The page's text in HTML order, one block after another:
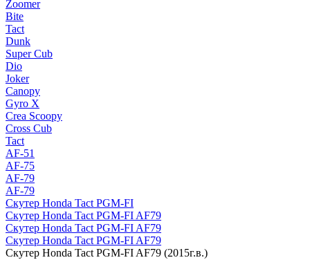
Zoomer
Bite
Tact
Dunk
Super Cub
Dio
Joker
Canopy
Gyro X
Crea Scoopy
Cross Cub
Tact
AF-51
AF-75
AF-79
AF-79
Скутер Honda Tact PGM-FI
Скутер Honda Tact PGM-FI AF79
Скутер Honda Tact PGM-FI AF79
Скутер Honda Tact PGM-FI AF79
Скутер Honda Tact PGM-FI AF79 (2015г.в.)